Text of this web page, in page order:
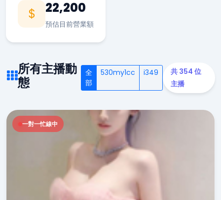
22,200
預估目前營業額
所有主播動
態
全
部
530my1cc i349
共 354 位
主播
一對一忙線中